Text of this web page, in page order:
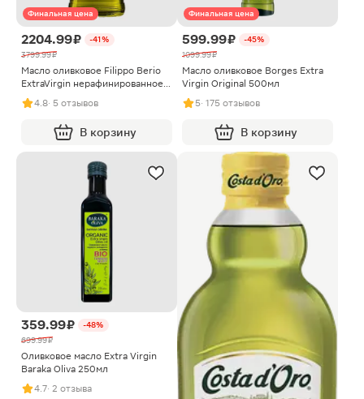
Финальная цена
2204.99 ₽
-41%
3799.99 ₽
Масло оливковое Filippo Berio
ExtraVirgin нерафинированное
2л
4.8· 5 отзывов
В корзину
Финальная цена
599.99 ₽
-45%
1099.99 ₽
Масло оливковое Borges Extra
Virgin Original 500мл
5· 175 отзывов
В корзину
359.99 ₽
-48%
699.99 ₽
Оливковое масло Extra Virgin
Baraka Oliva 250мл
4.7· 2 отзыва